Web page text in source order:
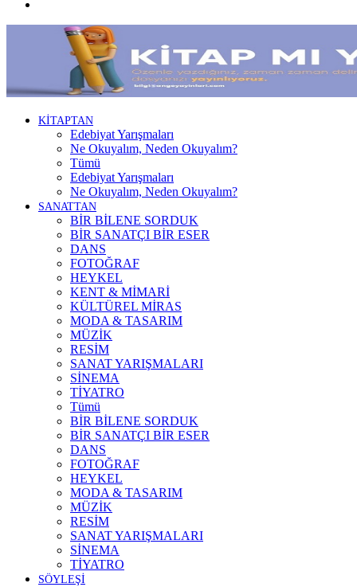
KİTAPTAN
Edebiyat Yarışmaları
Ne Okuyalım, Neden Okuyalım?
Tümü
Edebiyat Yarışmaları
Ne Okuyalım, Neden Okuyalım?
SANATTAN
BİR BİLENE SORDUK
BİR SANATÇI BİR ESER
DANS
FOTOĞRAF
HEYKEL
KENT & MİMARİ
KÜLTÜREL MİRAS
MODA & TASARIM
MÜZİK
RESİM
SANAT YARIŞMALARI
SİNEMA
TİYATRO
Tümü
BİR BİLENE SORDUK
BİR SANATÇI BİR ESER
DANS
FOTOĞRAF
HEYKEL
MODA & TASARIM
MÜZİK
RESİM
SANAT YARIŞMALARI
SİNEMA
TİYATRO
SÖYLEŞİ